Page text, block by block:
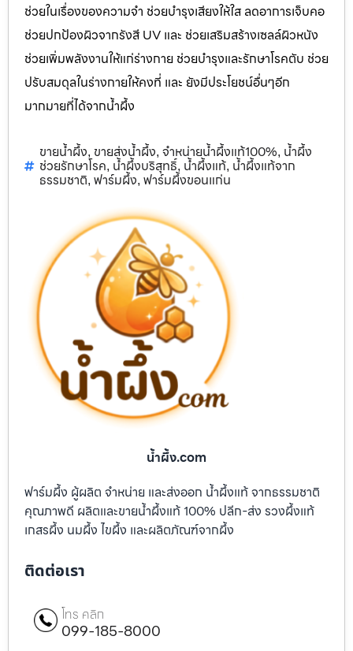
ช่วยในเรื่องของความจำ ช่วยบำรุงเสียงให้ใส ลดอาการเจ็บคอ
ช่วยปกป้องผิวจากรังสี UV และ ช่วยเสริมสร้างเซลล์ผิวหนัง
ช่วยเพิ่มพลังงานให้แก่ร่างกาย ช่วยบำรุงและรักษาโรคตับ ช่วย
ปรับสมดุลในร่างกายให้คงที่ และ ยังมีประโยชน์อื่นๆอีก
มากมายที่ได้จากน้ำผึ้ง
ขายน้ำผึ้ง, ขายส่งน้ำผึ้ง, จำหน่ายน้ำผึ้งแท้100%, น้ำผึ้ง
ช่วยรักษาโรค, น้ำผึ้งบริสุทธิ์, น้ำผึ้งแท้, น้ำผึ้งแท้จาก
ธรรมชาติ, ฟาร์มผึ้ง, ฟาร์มผึ้งขอนแก่น
น้ำผึ้ง.com
ฟาร์มผึ้ง ผู้ผลิต จำหน่าย และส่งออก น้ำผึ้งแท้ จากธรรมชาติ
คุณภาพดี ผลิตและขายน้ำผึ้งแท้ 100% ปลีก-ส่ง รวงผึ้งแท้
เกสรผึ้ง นมผึ้ง ไขผึ้ง และผลิตภัณฑ์จากผึ้ง
ติดต่อเรา
โทร คลิก
099-185-8000